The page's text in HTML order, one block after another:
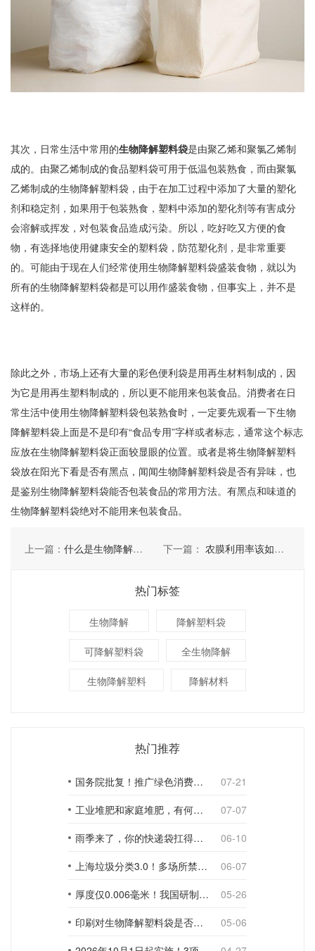
其次，日常生活中常用的生物降解塑料袋是由聚乙烯和聚氯乙烯制
成的。由聚乙烯制成的食品塑料袋可用于低温包装熟食，而由聚氯
乙烯制成的生物降解塑料袋，由于在加工过程中添加了大量的塑化
剂和稳定剂，如果用于包装熟食，塑料中添加的塑化剂等有害成分
会溶解或挥发，对包装食品造成污染。所以，吃好吃又方便的食
物，有选择地使用健康安全的塑料袋，防范塑化剂，是非常重要
的。可能由于现在人们经常使用生物降解塑料袋盛装食物，就以为
所有的生物降解塑料袋都是可以用作盛装食物，但事实上，并不是
这样的。
除此之外，市场上还有大量的彩色便利袋是用再生材料制成的，因
为它是用再生塑料制成的，所以更不能用来包装食品。消费者在日
常生活中使用生物降解塑料袋包装熟食时，一定要先观看一下生物
降解塑料袋上面是不是印有“食品专用”字样或者标志，通常这个标志
应放在生物降解塑料袋正面较显眼的位置。或者是将生物降解塑料
袋放在阳光下看是否有黑点，闻闻生物降解塑料袋是否有异味，也
是鉴别生物降解塑料袋能否包装食品的常用方法。有黑点和味道的
生物降解塑料袋绝对不能用来包装食品。
上一篇： 什么是生物降解快递袋？ 下一篇： 农膜利用率该如何提高
热门标签
生物降解 降解塑料袋
可降解塑料袋 全生物降解
生物降解塑料 降解材料
热门推荐
国务院批复！推广绿色消费，引导使用环保可降解包装材料
07-21
工业堆肥和家庭堆肥，有何不同？
07-07
雨季来了，你的快递袋扛得住吗？
06-10
上海垃圾分类3.0！多场所禁止使用一次性塑料袋；推动快递包装绿色转型
06-07
厚度仅0.006毫米！我国研制出超薄型全生物降解渗水地膜
05-26
印刷对生物降解塑料袋是否构成影响？
05-06